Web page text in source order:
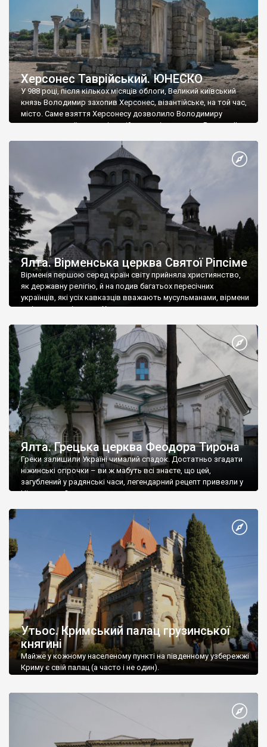
Херсонес Таврійський. ЮНЕСКО
У 988 році, після кількох місяців облоги, Великий київський
князь Володимир захопив Херсонес, візантійське, на той час,
місто. Саме взяття Херсонесу дозволило Володимиру
диктувати свої умови візантійському імператору Василю ІІ, та
Херсонесі Володимир-язичник, став Василем-християнином.
А потім було Хрещення Русі. На честь Херсонесу Таврійського
Ялта. Вірменська церква Святої Ріпсіме
Вірменія першою серед країн світу прийняла християнство,
як державну релігію, й на подив багатьох пересічних
українців, які усіх кавказців вважають мусульманами, вірмени
є відданими вірянами Христа
Ялта. Грецька церква Феодора Тирона
Греки залишили Україні чималий спадок. Достатньо згадати
ніжинські огірочки – ви ж мабуть всі знаєте, що цей,
загублений у радянські часи, легендарний рецепт привезли у
Ніжин греки?
Утьос. Кримський палац грузинської
княгині
Майже у кожному населеному пункті на південному узбережжі
Криму є свій палац (а часто і не один).